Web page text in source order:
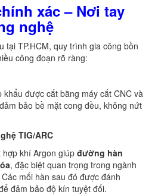
xác – Nơi tay
nghệ
tại TP.HCM, quy trình gia công bồn
công đoạn rõ ràng:
được cắt bằng máy cắt CNC và
bảo bề mặt cong đều, không nứt
TIG/ARC
khí Argon giúp đường hàn
, đặc biệt quan trọng trong ngành
mối hàn sau đó được đánh
đảm bảo độ kín tuyệt đối.